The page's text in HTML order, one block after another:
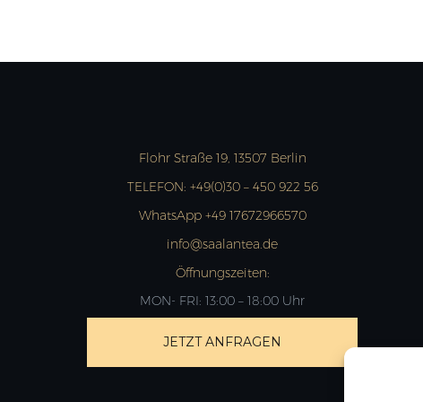
Flohr Straße 19, 13507 Berlin
TELEFON: +49(0)30 – 450 922 56
WhatsApp +49 17672966570
info@saalantea.de
Öffnungszeiten:
MON- FRI: 13:00 – 18:00 Uhr
JETZT ANFRAGEN